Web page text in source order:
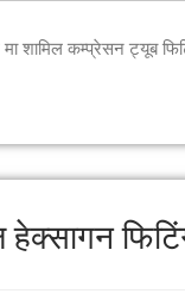
मा शामिल कम्प्रेसन